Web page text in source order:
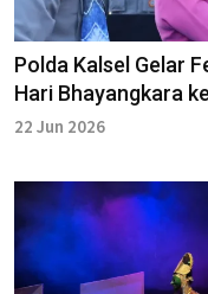
Polda Kalsel Gelar
Hari Bhayangkara
22 Jun 2026